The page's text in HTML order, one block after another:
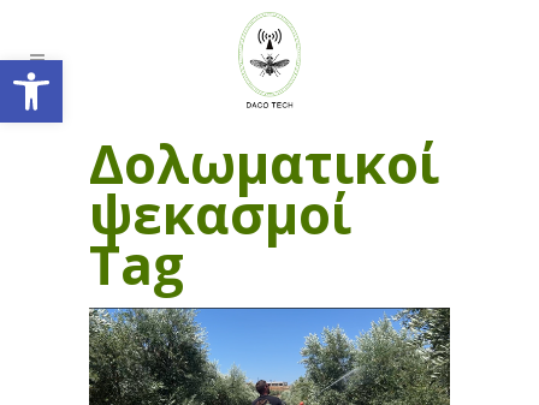
Ανοίξτε τη γραμμή εργαλείων
Δολωματικοί
ψεκασμοί
Tag